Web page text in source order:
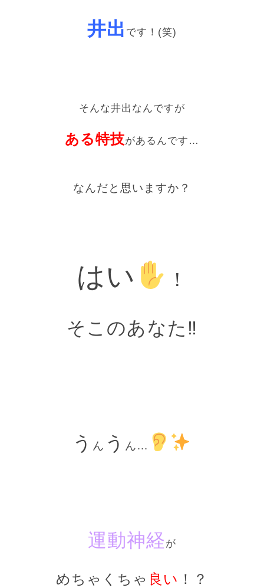
井出 です！(笑)
そんな井出なんですが
ある特技があるんです…
なんだと思いますか？
はい ！
そこのあなた‼
う ん う ん…
運動神経が
めちゃくちゃ 良い ！？